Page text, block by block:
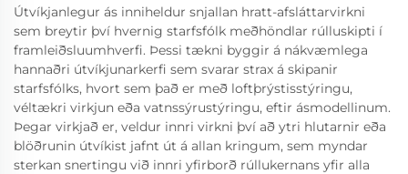
Útvíkjanlegur ás inniheldur snjallan hratt-afsláttarvirkni
sem breytir því hvernig starfsfólk meðhöndlar rúlluskipti í
framleiðsluumhverfi. Þessi tækni byggir á nákvæmlega
hannaðri útvíkjunarkerfi sem svarar strax á skipanir
starfsfólks, hvort sem það er með loftþrýstisstýringu,
véltækri virkjun eða vatnssýrustýringu, eftir ásmodellinum.
Þegar virkjað er, veldur innri virkni því að ytri hlutarnir eða
blöðrunin útvíkist jafnt út á allan kringum, sem myndar
sterkan snertingu við innri yfirborð rúllukernans yfir alla